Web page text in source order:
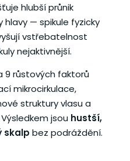
hlubší průnik
hlavy — spikule fyzicky
vstřebatelnost
nejaktivnější.
9 růstových faktorů
mikrocirkulace,
struktury vlasu a
jsou hustší,
skalp bez podráždění.